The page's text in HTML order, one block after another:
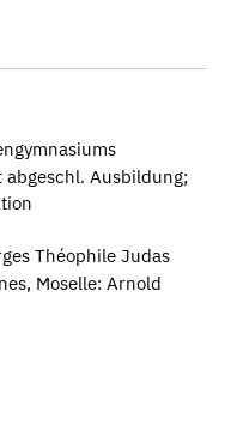
Ausbildung;
Théophile Judas
Moselle: Arnold